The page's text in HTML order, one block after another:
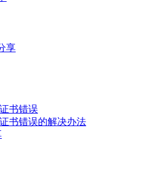
享
书错误
书错误的解决办法